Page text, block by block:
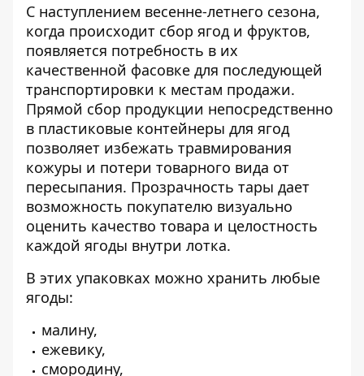
С наступлением весенне-летнего сезона,
когда происходит сбор ягод и фруктов,
появляется потребность в их
качественной фасовке для последующей
транспортировки к местам продажи.
Прямой сбор продукции непосредственно
в пластиковые контейнеры для ягод
позволяет избежать травмирования
кожуры и потери товарного вида от
пересыпания. Прозрачность тары дает
возможность покупателю визуально
оценить качество товара и целостность
каждой ягоды внутри лотка.
В этих упаковках можно хранить любые
ягоды:
малину,
ежевику,
смородину,